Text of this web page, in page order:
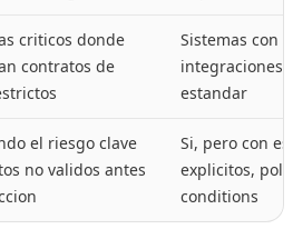
criticos donde
contratos de
Sistemas con
integraciones
estandar
el riesgo clave
no validos antes
Si, pero con
explicitos,
conditions